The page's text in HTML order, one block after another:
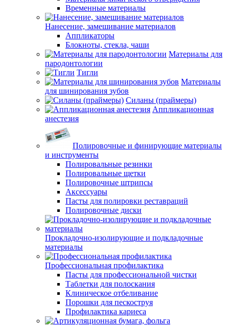
Временные материалы
Нанесение, замешивание материалов
Аппликаторы
Блокноты, стекла, чаши
Материалы для
пародонтологии
Тигли
Материалы
для шинирования зубов
Силаны (праймеры)
Аппликационная
анестезия
Полировочные и финирующие материалы
и инструменты
Полировальные резинки
Полировальные щетки
Полировочные штрипсы
Аксессуары
Пасты для полировки реставраций
Полировочные диски
Прокладочно-изолирующие и подкладочные
материалы
Профессиональная профилактика
Пасты для профессиональной чистки
Таблетки для полоскания
Клиническое отбеливание
Порошки для пескоструя
Профилактика кариеса